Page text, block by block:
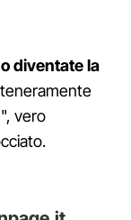
diventate la
teneramente
vero